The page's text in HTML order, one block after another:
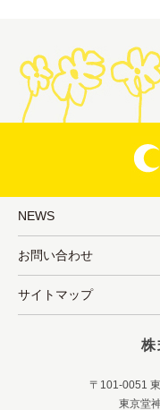
NEWS
お問い合わせ
サイトマップ
株
〒101-0051
東京堂